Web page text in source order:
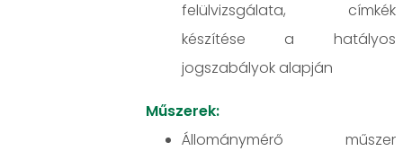
felülvizsgálata, címkék
készítése a hatályos
jogszabályok alapján
Műszerek:
Állománymérő műszer